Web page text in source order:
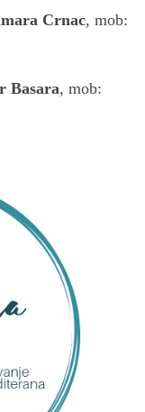
Crnac, mob:
Basara, mob: